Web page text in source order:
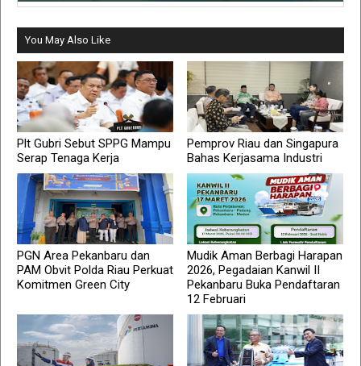
You May Also Like
Plt Gubri Sebut SPPG Mampu
Serap Tenaga Kerja
Pemprov Riau dan Singapura
Bahas Kerjasama Industri
PGN Area Pekanbaru dan
PAM Obvit Polda Riau Perkuat
Komitmen Green City
Mudik Aman Berbagi Harapan
2026, Pegadaian Kanwil II
Pekanbaru Buka Pendaftaran
12 Februari